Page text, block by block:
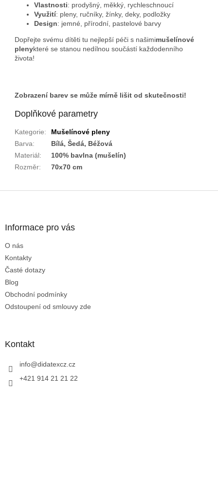
Vlastnosti: prodyšný, měkký, rychleschnoucí
Využití: pleny, ručníky, žínky, deky, podložky
Design: jemné, přírodní, pastelové barvy
Dopřejte svému dítěti tu nejlepší péči s našimimušelínové
plenykteré se stanou nedílnou součástí každodenního
života!
Zobrazení barev se může mírně lišit od skutečnosti!
Doplňkové parametry
Kategorie:
Mušelínové pleny
Barva:
Bílá, Šedá, Béžová
Materiál:
100% bavlna (mušelín)
Rozměr: 70x70 cm
Informace pro vás
O nás
Kontakty
Časté dotazy
Blog
Obchodní podmínky
Odstoupení od smlouvy zde
Kontakt
info@didatexcz.cz
+421 914 21 21 22